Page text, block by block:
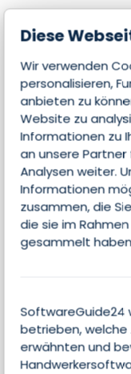
Diese
Wir verwenden
personalisieren,
anbieten zu
Website zu
Informationen zu
an unsere Partner
Analysen weiter.
Informationen
zusammen, die
die sie im
gesammelt
SoftwareGuide24
betrieben,
erwähnten und
Mobile
Email-
Kollaboration
Kontakte &
Analyse
Errechneter